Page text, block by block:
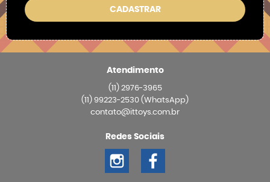
CADASTRAR
Atendimento
(11)2976-3965
(11) 99223-2530 (WhatsApp)
contato@ittoys.com.br
Redes Sociais